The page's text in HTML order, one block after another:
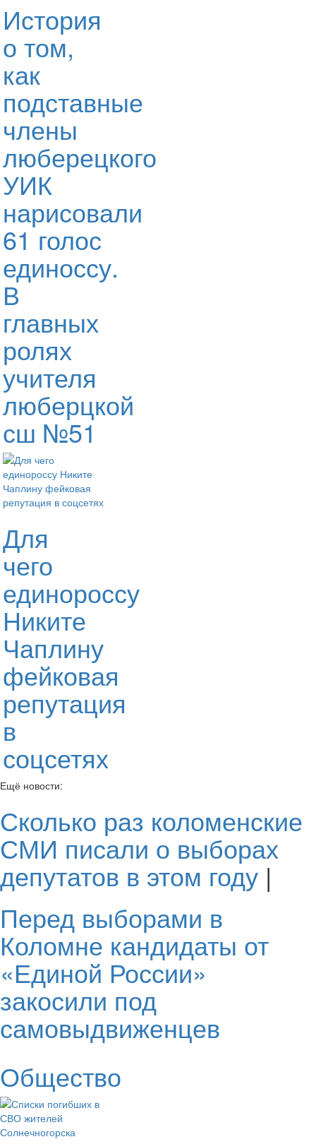
История
о том,
как
подставные
члены
люберецкого
УИК
нарисовали
61 голос
единоссу.
В
главных
ролях
учителя
люберцкой
сш №51
Для
чего
единороссу
Никите
Чаплину
фейковая
репутация
в
соцсетях
Ещё новости:
Сколько раз коломенские
СМИ писали о выборах
депутатов в этом году |
Перед выборами в
Коломне кандидаты от
«Единой России»
закосили под
самовыдвиженцев
Общество